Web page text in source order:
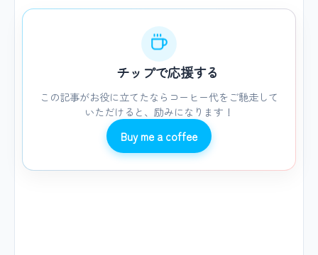
チップで応援する
この記事がお役に立てたならコーヒー代をご馳走して
いただけると、励みになります！
Buy me a coffee